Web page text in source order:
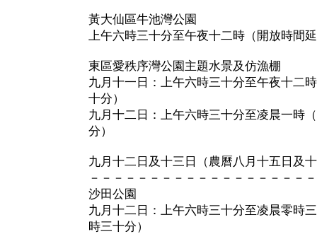
黃大仙區牛池灣公園
上午六時三十分至午夜十二時（開放時間
東區愛秩序灣公園主題水景及仿漁棚
九月十一日：上午六時三十分至午夜十二
十分）
九月十二日：上午六時三十分至凌晨一時
分）
九月十二日及十三日（農曆八月十五日及
－－－－－－－－－－－－－－－－－－
沙田公園
九月十二日：上午六時三十分至凌晨零時
時三十分）